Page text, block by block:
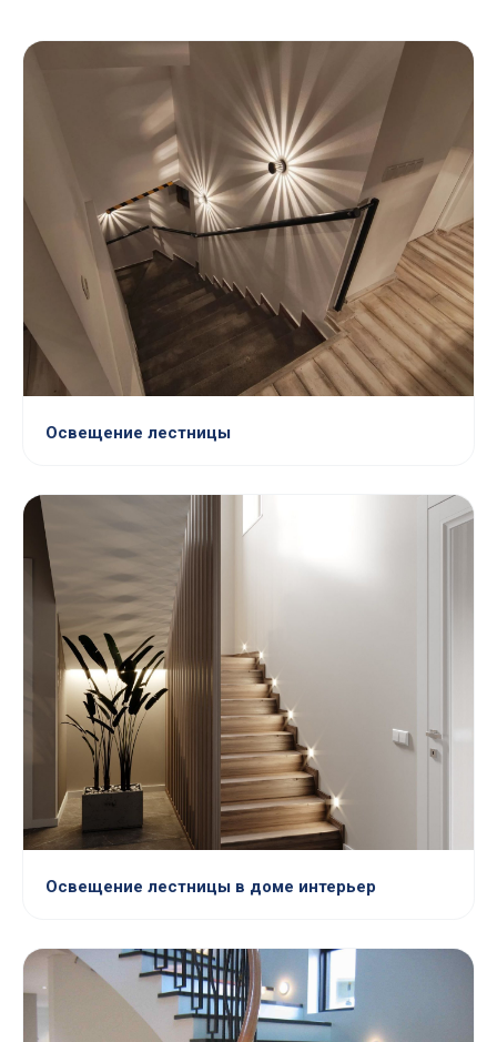
Освещение лестницы
Освещение лестницы в доме интерьер